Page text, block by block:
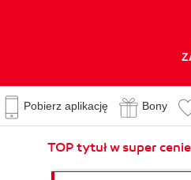
Pobierz aplikację Bony
TOP tytuł w super